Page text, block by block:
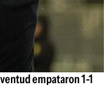
empataron 1-1